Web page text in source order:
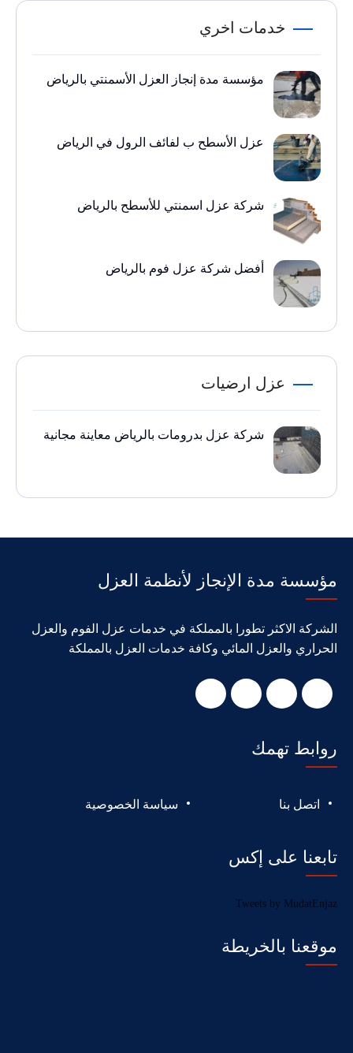
خدمات اخري
مؤسسة مدة إنجاز العزل الأسمنتي بالرياض
عزل الأسطح ب لفائف الرول في الرياض
شركة عزل اسمنتي للأسطح بالرياض
أفضل شركة عزل فوم بالرياض
عزل ارضيات
شركة عزل بدرومات بالرياض معاينة مجانية
مؤسسة مدة الإنجاز لأنظمة العزل
الشركة الاكثر تطورا بالمملكة في خدمات عزل الفوم والعزل
الحراري والعزل المائي وكافة خدمات العزل بالمملكة
روابط تهمك
اتصل بنا سياسة الخصوصية
تابعنا على إكس
Tweets by MudatEnjaz
موقعنا بالخريطة